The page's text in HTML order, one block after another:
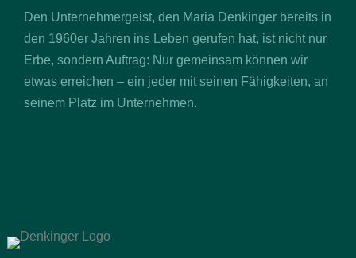
Den Unternehmergeist, den Maria Denkinger bereits in
den 1960er Jahren ins Leben gerufen hat, ist nicht nur
Erbe, sondern Auftrag: Nur gemeinsam können wir
etwas erreichen – ein jeder mit seinen Fähigkeiten, an
seinem Platz im Unternehmen.